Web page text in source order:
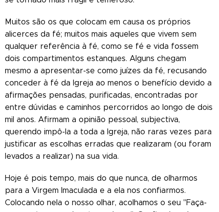
Muitos são os que colocam em causa os próprios
alicerces da fé; muitos mais aqueles que vivem sem
qualquer referência à fé, como se fé e vida fossem
dois compartimentos estanques. Alguns chegam
mesmo a apresentar-se como juízes da fé, recusando
conceder à fé da Igreja ao menos o benefício devido a
afirmações pensadas, purificadas, encontradas por
entre dúvidas e caminhos percorridos ao longo de dois
mil anos. Afirmam a opinião pessoal, subjectiva,
querendo impô-la a toda a Igreja, não raras vezes para
justificar as escolhas erradas que realizaram (ou foram
levados a realizar) na sua vida.
Hoje é pois tempo, mais do que nunca, de olharmos
para a Virgem Imaculada e a ela nos confiarmos.
Colocando nela o nosso olhar, acolhamos o seu "Faça-